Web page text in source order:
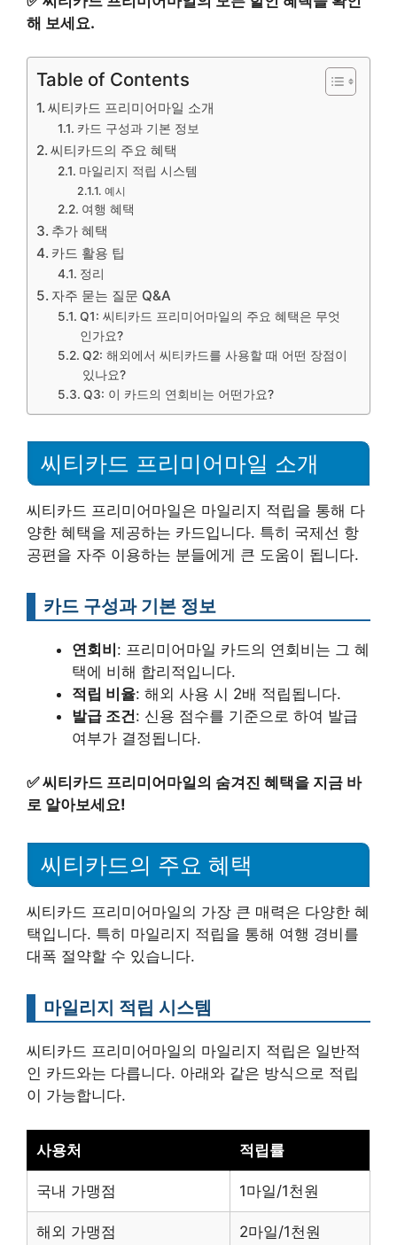
해 보세요.
Table of Contents
씨티카드 프리미어마일 소개
카드 구성과 기본 정보
씨티카드의 주요 혜택
마일리지 적립 시스템
예시
여행 혜택
추가 혜택
카드 활용 팁
정리
자주 묻는 질문 Q&A
Q1: 씨티카드 프리미어마일의 주요 혜택은 무엇
인가요?
Q2: 해외에서 씨티카드를 사용할 때 어떤 장점이
있나요?
Q3: 이 카드의 연회비는 어떤가요?
씨티카드 프리미어마일 소개
씨티카드 프리미어마일은 마일리지 적립을 통해 다
양한 혜택을 제공하는 카드입니다. 특히 국제선 항
공편을 자주 이용하는 분들에게 큰 도움이 됩니다.
카드 구성과 기본 정보
연회비: 프리미어마일 카드의 연회비는 그 혜
택에 비해 합리적입니다.
적립 비율: 해외 사용 시 2배 적립됩니다.
발급 조건: 신용 점수를 기준으로 하여 발급
여부가 결정됩니다.
✅씨티카드 프리미어마일의 숨겨진 혜택을 지금 바
로 알아보세요!
씨티카드의 주요 혜택
씨티카드 프리미어마일의 가장 큰 매력은 다양한 혜
택입니다. 특히 마일리지 적립을 통해 여행 경비를
대폭 절약할 수 있습니다.
마일리지 적립 시스템
씨티카드 프리미어마일의 마일리지 적립은 일반적
인 카드와는 다릅니다. 아래와 같은 방식으로 적립
이 가능합니다.
사용처 적립률
국내 가맹점 1마일/1천원
해외 가맹점 2마일/1천원